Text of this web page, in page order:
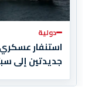
دولية
استنفار عسكري
جديدتين إلى